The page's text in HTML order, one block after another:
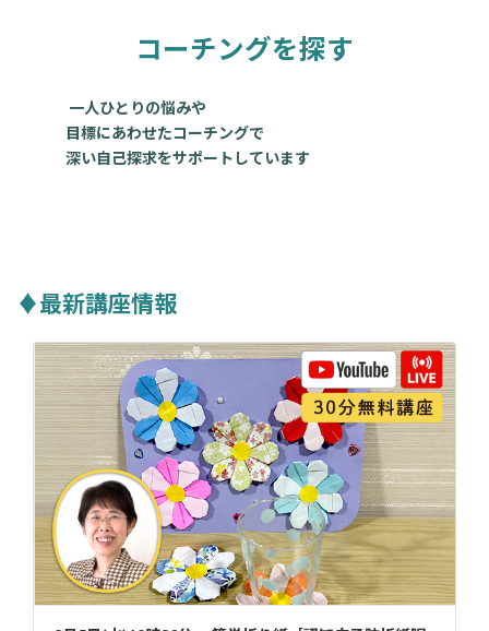
コーチングを探す
一人ひとりの悩みや
目標にあわせたコーチングで
深い自己探求をサポートしています
♦最新講座情報